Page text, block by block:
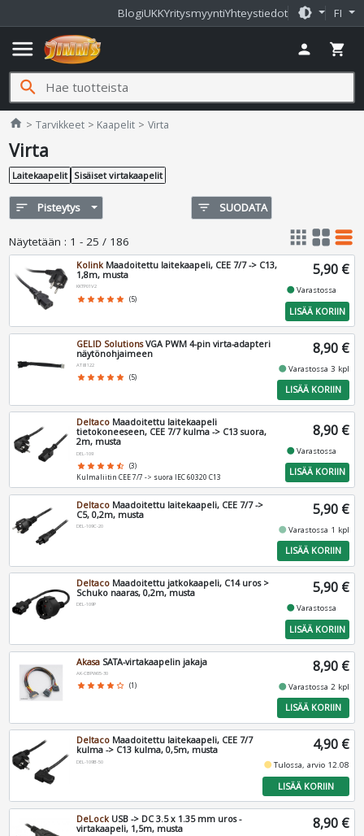
BlogiUKKYritysmyyntiYhteystiedot brightness_medium FI
menu person shopping_cart
search
home Jimms.fi
Tarvikkeet Kaapelit Virta
Virta
Laitekaapelit Sisäiset virtakaapelit
sort Pisteytys filter_list SUODATA
Näytetään : 1 - 25 / 186 apps grid_view table_rows
KolinkMaadoitettu laitekaapeli, CEE 7/7 -> C13,
1,8m, musta
KKTP01V2
star star star star star (5)
5,90 €
fiber_manual_recordVarastossa
LISÄÄ KORIIN
GELID SolutionsVGA PWM 4-pin virta-adapteri
näytönohjaimeen
AT81122
star star star star star (5)
8,90 €
fiber_manual_recordVarastossa 3 kpl
LISÄÄ KORIIN
Deltaco Maadoitettu laitekaapeli
tietokoneeseen, CEE 7/7 kulma -> C13 suora,
2m, musta
DEL-109
star star star star star_half (3)
Kulmaliitin CEE 7/7 -> suora IEC 60320 C13
8,90 €
fiber_manual_recordVarastossa
LISÄÄ KORIIN
Deltaco Maadoitettu laitekaapeli, CEE 7/7 ->
C5, 0,2m, musta
DEL-109C-20
5,90 €
fiber_manual_recordVarastossa 1 kpl
LISÄÄ KORIIN
Deltaco Maadoitettu jatkokaapeli, C14 uros >
Schuko naaras, 0,2m, musta
DEL-109P
5,90 €
fiber_manual_recordVarastossa
LISÄÄ KORIIN
Akasa SATA-virtakaapelin jakaja
AK-CBPW05-30
star star star star star_border (1)
8,90 €
fiber_manual_recordVarastossa 2 kpl
LISÄÄ KORIIN
Deltaco Maadoitettu laitekaapeli, CEE 7/7
kulma -> C13 kulma, 0,5m, musta
DEL-109B-50
4,90 €
fiber_manual_recordTulossa, arvio 12.08
LISÄÄ KORIIN
DeLockUSB -> DC 3.5 x 1.35 mm uros -
virtakaapeli, 1,5m, musta
8,90 €